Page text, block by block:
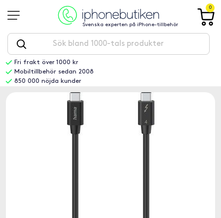
Svenska experten på iPhone-tillbehör
0
Fri frakt över 1000 kr
Mobiltillbehör sedan 2008
850 000 nöjda kunder